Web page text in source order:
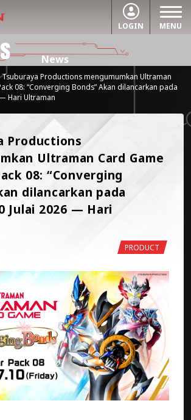
MENU
LOGIN
News
Tsuburaya Productions mengumumkan Ultraman
08: “Converging Bonds” Akan dilancarkan pada
Hari Ultraman
Productions
Ultraman Card Game
08: “Converging
dilancarkan pada
Julai 2026 — Hari
PRODUCT